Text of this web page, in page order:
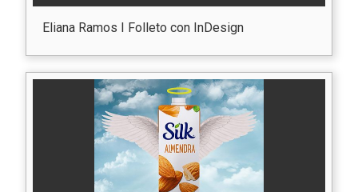
Eliana Ramos I Folleto con InDesign